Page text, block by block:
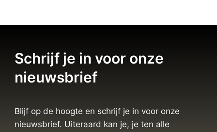
Schrijf je in voor onze
nieuwsbrief
Blijf op de hoogte en schrijf je in voor onze
nieuwsbrief. Uiteraard kan je, je ten alle